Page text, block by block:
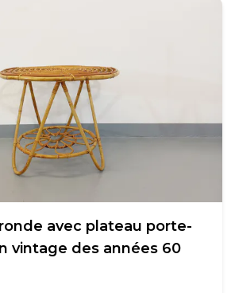
avec plateau porte-
vintage des années 60